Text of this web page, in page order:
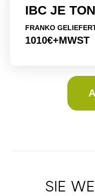
IBC JE
FRANKO
1010€+MWST
SIE